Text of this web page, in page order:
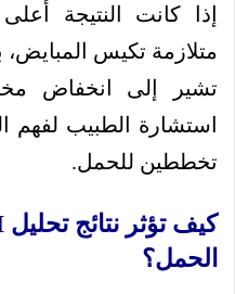
تشير إلى انخفاض
استشارة الطبيب لفهم
تخططين للحمل.
الحمل؟